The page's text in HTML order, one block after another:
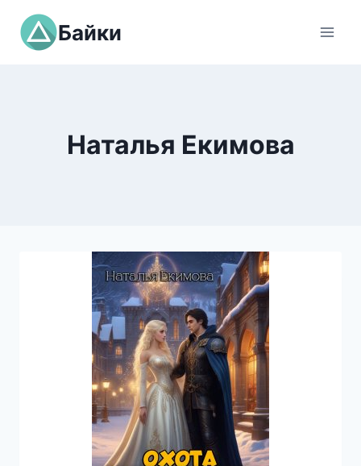
Перейти
содержимому
Байки
Наталья Екимова